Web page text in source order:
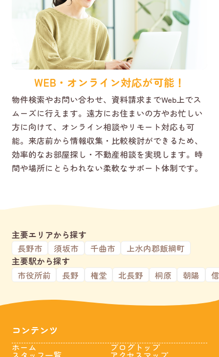
WEB・オンライン対応が可能！
物件検索やお問い合わせ、資料請求までWeb上でス
ムーズに行えます。遠方にお住まいの方やお忙しい
方に向けて、オンライン相談やリモート対応も可
能。来店前から情報収集・比較検討ができるため、
効率的なお部屋探し・不動産相談を実現します。時
間や場所にとらわれない柔軟なサポート体制です。
主要エリアから探す
長野市
須坂市 千曲市
上水内郡飯綱町
主要駅から探す
市役所前
長野 権堂 北長野 桐原 朝陽
コンテンツ
ホーム ブログトップ